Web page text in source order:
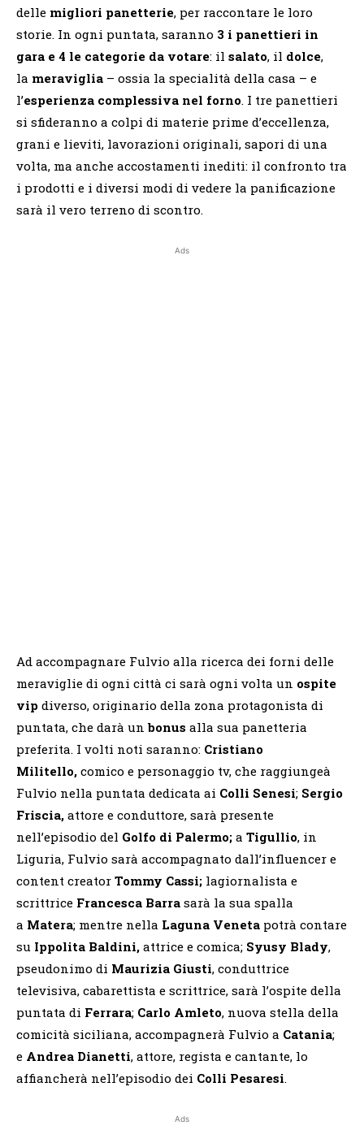
delle migliori panetterie, per raccontare le loro
storie. In ogni puntata, saranno 3 i panettieri in
gara e 4 le categorie da votare: il salato, il dolce,
la meraviglia – ossia la specialità della casa – e
l’esperienza complessiva nel forno. I tre panettieri
si sfideranno a colpi di materie prime d’eccellenza,
grani e lieviti, lavorazioni originali, sapori di una
volta, ma anche accostamenti inediti: il confronto tra
i prodotti e i diversi modi di vedere la panificazione
sarà il vero terreno di scontro.
Ads
Ad accompagnare Fulvio alla ricerca dei forni delle
meraviglie di ogni città ci sarà ogni volta un ospite
vip diverso, originario della zona protagonista di
puntata, che darà unbonus alla sua panetteria
preferita. I volti noti saranno: Cristiano
Militello, comico e personaggio tv, che raggiungeà
Fulvio nella puntata dedicata ai Colli Senesi; Sergio
Friscia, attore e conduttore, sarà presente
nell’episodio del Golfo di Palermo; a Tigullio, in
Liguria, Fulvio sarà accompagnato dall’influencer e
content creator Tommy Cassi; lagiornalista e
scrittrice Francesca Barra sarà la sua spalla
a Matera; mentre nella Laguna Veneta potrà contare
su Ippolita Baldini, attrice e comica; Syusy Blady,
pseudonimo di Maurizia Giusti, conduttrice
televisiva, cabarettista e scrittrice, sarà l’ospite della
puntata di Ferrara; Carlo Amleto, nuova stella della
comicità siciliana, accompagnerà Fulvio a Catania;
e Andrea Dianetti, attore, regista e cantante, lo
affiancherà nell’episodio dei Colli Pesaresi.
Ads